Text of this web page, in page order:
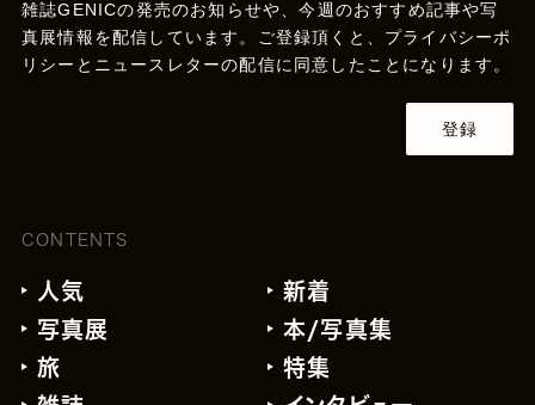
雑誌GENICの発売のお知らせや、今週のおすすめ記事や写
真展情報を配信しています。ご登録頂くと、 プライバシーポ
リシー とニュースレターの配信に同意したことになります。
登録
CONTENTS
人気
新着
写真展
本/写真集
旅
特集